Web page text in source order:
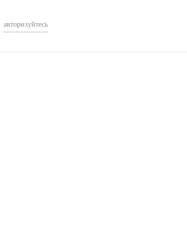
авторизуйтесь